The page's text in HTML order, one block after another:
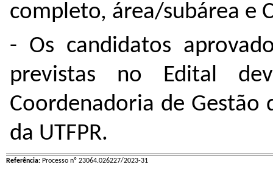
completo, área/subárea e
- Os candidatos
previstas no Edital
Coordenadoria de Gestão
da UTFPR.
Referência: Processo nº 23064.026227/2023-31